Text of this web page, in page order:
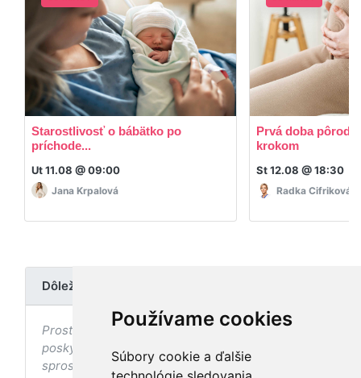
Používame cookies
Súbory cookie a ďalšie
Starostlivosť o bábätko po
príchode...
Ut 11.08 @ 09:00
Jana Krpalová
Prvá doba
krokom
St 12.08 @ 18:30
Radka Cifriková
Dôležité upozornenie
Prostredníctvom stránky nedochádza k
poskytovaniu zdravotnej starostlivosti, ani k jej
sprostredkovaniu, ani k jej nahrádzaniu. O